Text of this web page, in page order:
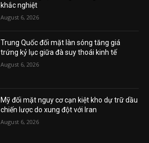
khắc nghiệt
August 6, 2026
Trung Quốc đối mặt làn sóng tăng giá
trứng kỷ lục giữa đà suy thoái kinh tế
August 6, 2026
Mỹ đối mặt nguy cơ cạn kiệt kho dự trữ dầu
chiến lược do xung đột với Iran
August 6, 2026